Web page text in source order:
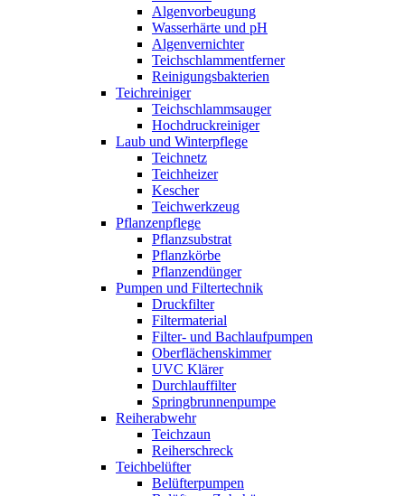
Algenvorbeugung
Wasserhärte und pH
Algenvernichter
Teichschlammentferner
Reinigungsbakterien
Teichreiniger
Teichschlammsauger
Hochdruckreiniger
Laub und Winterpflege
Teichnetz
Teichheizer
Kescher
Teichwerkzeug
Pflanzenpflege
Pflanzsubstrat
Pflanzkörbe
Pflanzendünger
Pumpen und Filtertechnik
Druckfilter
Filtermaterial
Filter- und Bachlaufpumpen
Oberflächenskimmer
UVC Klärer
Durchlauffilter
Springbrunnenpumpe
Reiherabwehr
Teichzaun
Reiherschreck
Teichbelüfter
Belüfterpumpen